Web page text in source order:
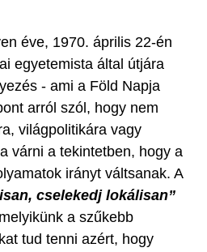
éve, 1970. április 22-én
egyetemista által útjára
- ami a Föld Napja
arról szól, hogy nem
világpolitikára vagy
várni a tekintetben, hogy a
irányt váltsanak. A
cselekedj lokálisan”
a szűkebb
tud tenni azért, hogy